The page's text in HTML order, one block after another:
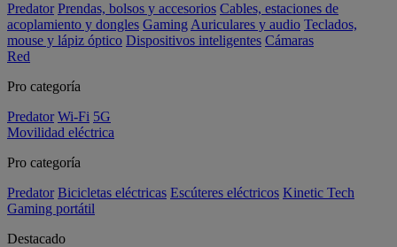
Predator Prendas, bolsos y accesorios Cables, estaciones de
acoplamiento y dongles Gaming Auriculares y audio Teclados,
mouse y lápiz óptico Dispositivos inteligentes Cámaras
Red
Pro categoría
Predator Wi-Fi 5G
Movilidad eléctrica
Pro categoría
Predator Bicicletas eléctricas Escúteres eléctricos Kinetic Tech
Gaming portátil
Destacado